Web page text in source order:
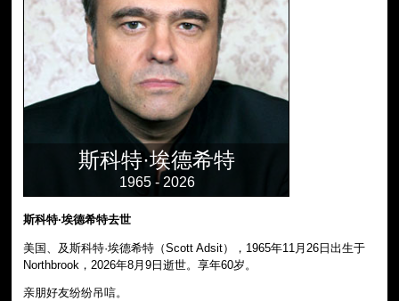
斯科特·埃德希特
1965 - 2026
斯科特·埃德希特去世
美国、及斯科特·埃德希特（Scott Adsit），1965年11月26日出生于
Northbrook，2026年8月9日逝世。享年60岁。
亲朋好友纷纷吊唁。